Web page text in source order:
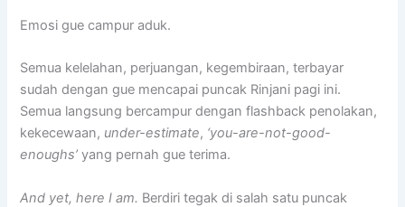
Emosi gue campur aduk.
Semua kelelahan, perjuangan, kegembiraan, terbayar
sudah dengan gue mencapai puncak Rinjani pagi ini.
Semua langsung bercampur dengan flashback penolakan,
kekecewaan, under-estimate, ‘you-are-not-good-
enoughs’ yang pernah gue terima.
And yet, here I am. Berdiri tegak di salah satu puncak